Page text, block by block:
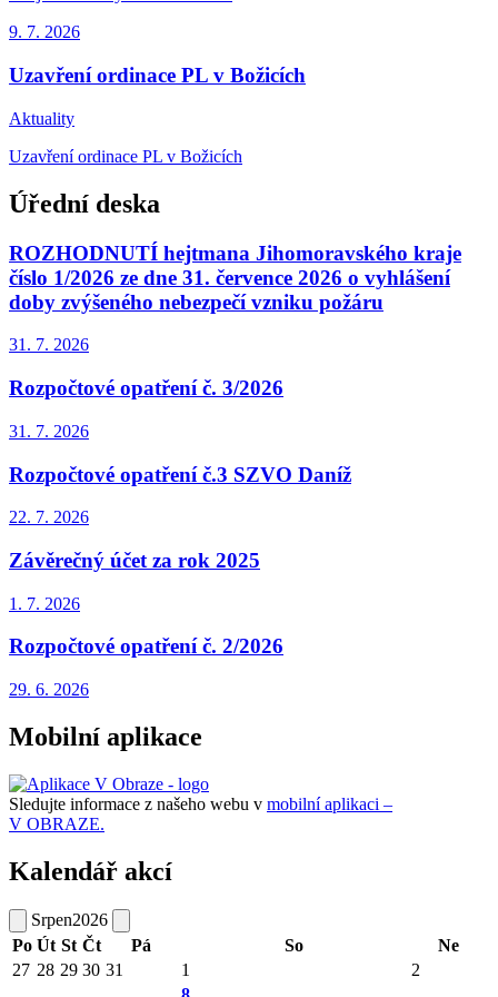
9. 7. 2026
Uzavření ordinace PL v Božicích
Aktuality
Uzavření ordinace PL v Božicích
Úřední deska
ROZHODNUTÍ hejtmana Jihomoravského kraje
číslo 1/2026 ze dne 31. července 2026 o vyhlášení
doby zvýšeného nebezpečí vzniku požáru
31. 7. 2026
Rozpočtové opatření č. 3/2026
31. 7. 2026
Rozpočtové opatření č.3 SZVO Daníž
22. 7. 2026
Závěrečný účet za rok 2025
1. 7. 2026
Rozpočtové opatření č. 2/2026
29. 6. 2026
Mobilní aplikace
Sledujte informace z našeho webu v mobilní aplikaci –
V OBRAZE.
Kalendář akcí
Srpen2026
Po Út St Čt Pá So
Ne
27 28 29 30 31 1 2